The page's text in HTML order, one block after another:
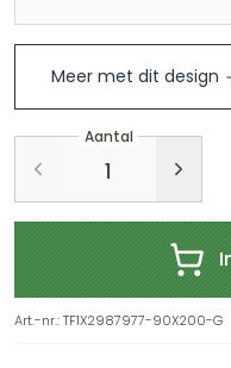
Meer met dit design
Aantal
Art.-nr.:TF1X2987977-90X200-G